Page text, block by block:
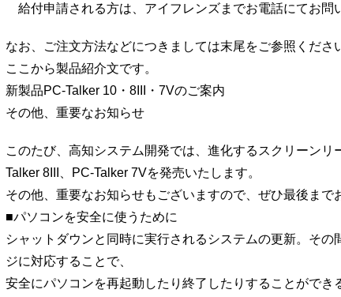
給付申請される方は、アイフレンズまでお電話にてお問
なお、ご注文方法などにつきましては末尾をご参照くださ
ここから製品紹介文です。
新製品PC-Talker 10・8III・7Vのご案内
その他、重要なお知らせ
このたび、高知システム開発では、進化するスクリーンリ
Talker 8III、PC-Talker 7Vを発売いたします。
その他、重要なお知らせもございますので、ぜひ最後まで
■パソコンを安全に使うために
シャットダウンと同時に実行されるシステムの更新。その
ジに対応することで、
安全にパソコンを再起動したり終了したりすることができ